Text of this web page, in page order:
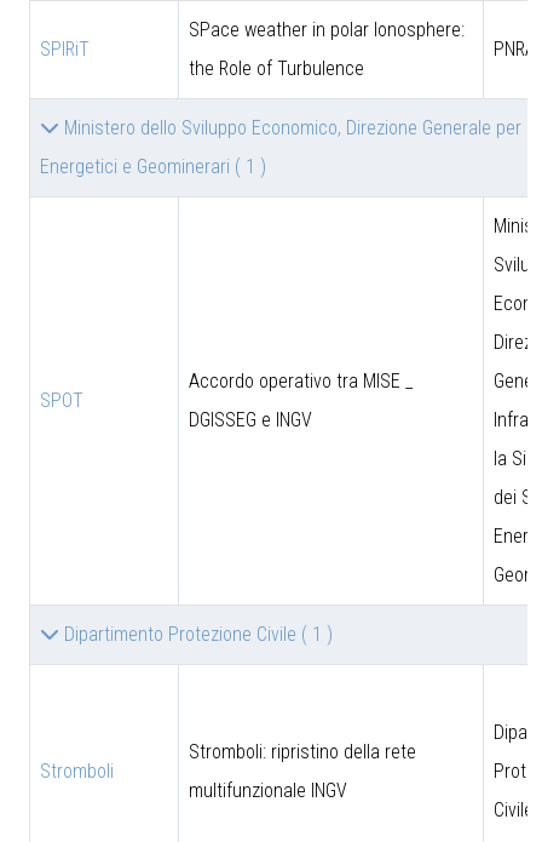
SPIRiT
SPace weather in polar Ionosphere:
the Role of Turbulence
PNRA
Ministero dello Sviluppo Economico, Direzione Generale per
Energetici e Geominerari ( 1 )
SPOT
Accordo operativo tra MISE _
DGISSEG e INGV
la
dei
Dipartimento Protezione Civile ( 1 )
Stromboli
Stromboli: ripristino della rete
multifunzionale INGV
Civile